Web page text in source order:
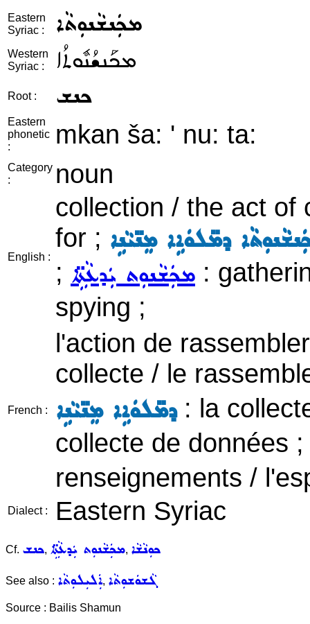
Eastern
Syriac :
ܡܟܲܢܫܵܢܘܼܬܵܐ
Western
Syriac :
ܡܟܰܢܫܳܢܽܘܬܳܐ
Root : ܟܢܫ
Eastern
phonetic
:
mkan ša: ' nu: ta:
Category
:
noun
English :
collection / the act of
for ; ܕܡ̈ܠܘܿܐܹܐ ܡܸܢ̈ܝܵܢܹܐ
; ܡܟܲܫܵܢܘܼܬ ܝܲܕܥܵܬܹ̈ܐ :
spying ;
French :
l'action de
collecte / le
ܕܡ̈ܠܘܿܐܹܐ ܡܸܢ̈ܝܵܢܹܐ: la
collecte de données
renseignements /
Dialect : Eastern Syriac
Cf. ܟܢܫ, ܡܟܲܫܵܢܘܼܬ ܝܲܕܥܵܬܹ̈ܐ, ܟܘܼܢܵܫܵܐ
See also : ܐܲܠܝܼܠܘܼܬܵܐ, ܓܵܫܘܿܫܘܼܬܵܐ
Source : Bailis Shamun